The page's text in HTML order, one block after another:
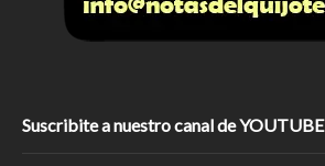
Suscribite a nuestro canal de YOUTUBE